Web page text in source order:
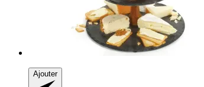
Ajouter